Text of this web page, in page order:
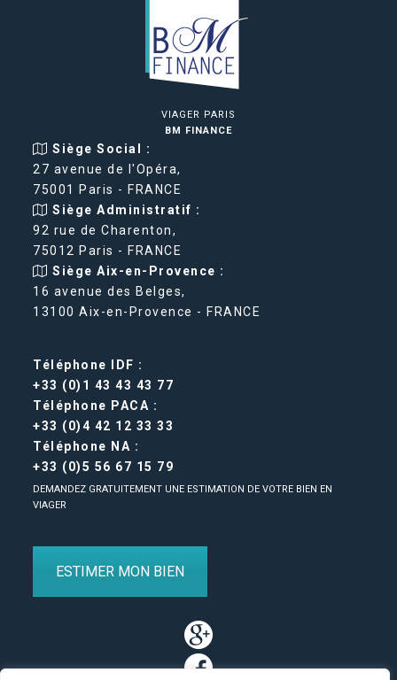
VIAGER PARIS
BM FINANCE
Siège Social :
27 avenue de l'Opéra,
75001 Paris - FRANCE
Siège Administratif :
92 rue de Charenton,
75012 Paris - FRANCE
Siège Aix-en-Provence :
16 avenue des Belges,
13100 Aix-en-Provence - FRANCE
Téléphone IDF :
+33 (0)1 43 43 43 77
Téléphone PACA :
+33 (0)4 42 12 33 33
Téléphone NA :
+33 (0)5 56 67 15 79
DEMANDEZ GRATUITEMENT UNE ESTIMATION DE VOTRE BIEN EN
VIAGER
ESTIMER MON BIEN